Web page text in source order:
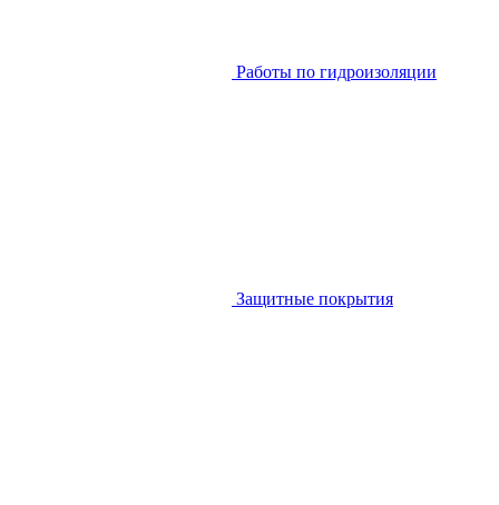
Работы по гидроизоляции
Защитные покрытия